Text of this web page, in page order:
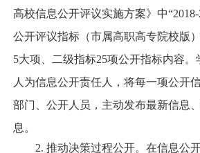
高校信息公开评议实施方案》中“
公开评议指标（市属高职高专院校版
5大项、二级指标25项公开指标内容。
人为信息公开责任人，将每一项公开
部门、公开人员，主动发布最新信息
息。
2. 推动决策过程公开。在信息公